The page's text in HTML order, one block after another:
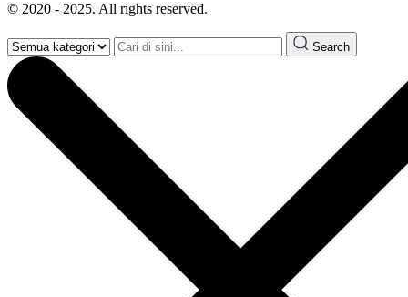
© 2020 - 2025. All rights reserved.
Search